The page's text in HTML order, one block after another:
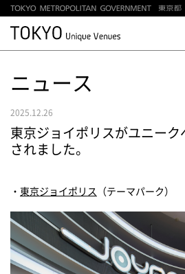
ニュース
2025.12.26
東京ジョイポリスがユニーク
されました。
・ 東京ジョイポリス （テーマパーク）